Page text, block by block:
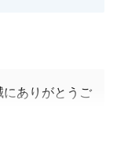
にありがとうご